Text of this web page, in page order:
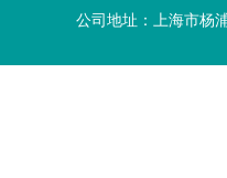
公司地址：上海市杨